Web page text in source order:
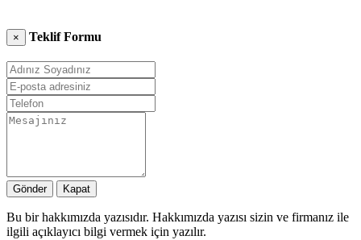
× Teklif Formu
Gönder Kapat
Bu bir hakkımızda yazısıdır. Hakkımızda yazısı sizin ve firmanız ile
ilgili açıklayıcı bilgi vermek için yazılır.